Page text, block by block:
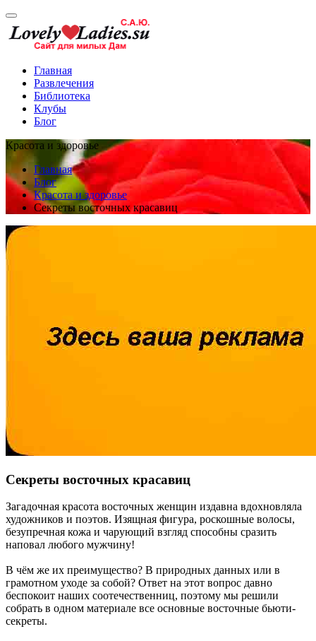
Главная
Развлечения
Библиотека
Клубы
Блог
Красота и здоровье
Главная
Блог
Красота и здоровье
Секреты восточных красавиц
Секреты восточных красавиц
Загадочная красота восточных женщин издавна вдохновляла
художников и поэтов. Изящная фигура, роскошные волосы,
безупречная кожа и чарующий взгляд способны сразить
наповал любого мужчину!
В чём же их преимущество? В природных данных или в
грамотном уходе за собой? Ответ на этот вопрос давно
беспокоит наших соотечественниц, поэтому мы решили
собрать в одном материале все основные восточные бьюти-
секреты.